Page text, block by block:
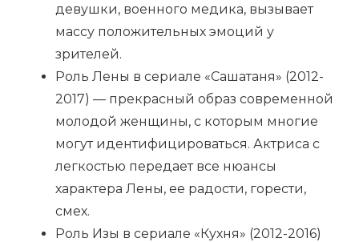
девушки, военного медика, вызывает
массу положительных эмоций у
зрителей.
Роль Лены в сериале «Сашатаня» (2012-
2017) — прекрасный образ современной
молодой женщины, с которым многие
могут идентифицироваться. Актриса с
легкостью передает все нюансы
характера Лены, ее радости, горести,
смех.
Роль Изы в сериале «Кухня» (2012-2016)